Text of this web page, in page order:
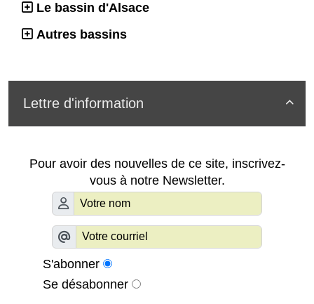
Le bassin d'Alsace
Autres bassins

Lettre d'information
Pour avoir des nouvelles de ce site, inscrivez-
vous à notre Newsletter.
S'abonner
Se désabonner